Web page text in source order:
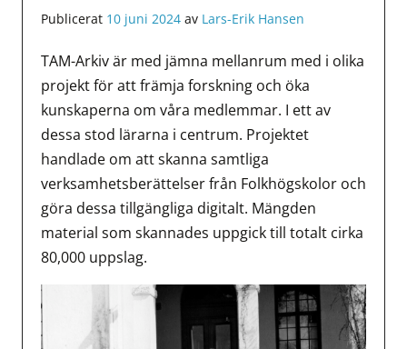
Publicerat 10 juni 2024 av Lars-Erik Hansen
TAM-Arkiv är med jämna mellanrum med i olika
projekt för att främja forskning och öka
kunskaperna om våra medlemmar. I ett av
dessa stod lärarna i centrum. Projektet
handlade om att skanna samtliga
verksamhetsberättelser från Folkhögskolor och
göra dessa tillgängliga digitalt. Mängden
material som skannades uppgick till totalt cirka
80,000 uppslag.